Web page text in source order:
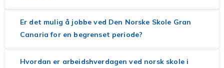
Er det mulig å jobbe ved Den Norske Skole Gran
Canaria for en begrenset periode?
Hvordan er arbeidshverdagen ved norsk skole i